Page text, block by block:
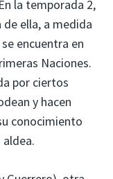
la temporada 2,
ella, a medida
encuentra en
Naciones.
por ciertos
y hacen
conocimiento